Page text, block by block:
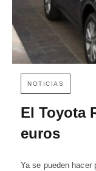
NOTICIAS
El Toyota
euros
Ya se pueden hacer